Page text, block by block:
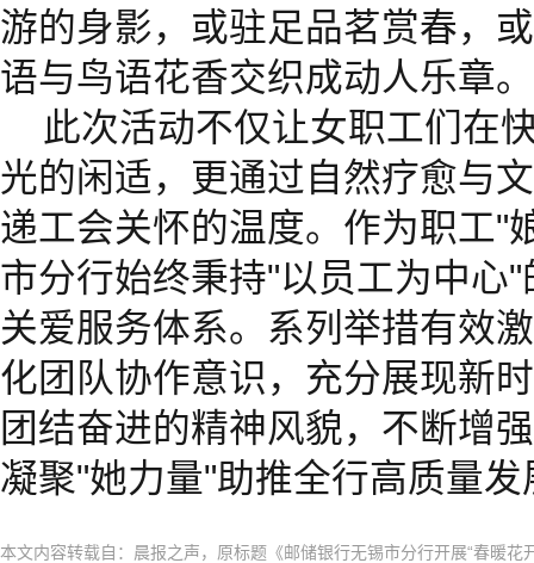
游的身影，或驻足品茗赏春，
语与鸟语花香交织成动人乐章。
此次活动不仅让女职工们在
光的闲适，更通过自然疗愈与
递工会关怀的温度。作为职工"
市分行始终秉持"以员工为中心
关爱服务体系。系列举措有效
化团队协作意识，充分展现新
团结奋进的精神风貌，不断增
凝聚"她力量"助推全行高质量发
本文内容转载自：晨报之声，原标题《邮储银行无锡市分行开展“春暖